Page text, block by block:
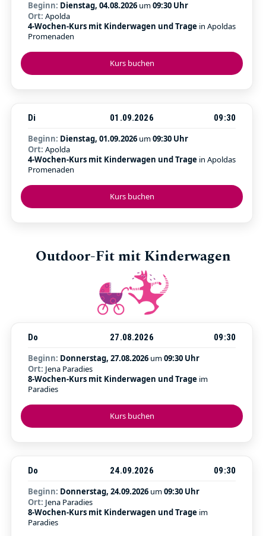
Kurs buchen
Beginn: Dienstag, 04.08.2026 um09:30 Uhr
Ort: Apolda
4-Wochen-Kurs mit Kinderwagen und Trage in Apoldas
Promenaden
Kurs buchen
Di 01.09.2026
09:30
Beginn: Dienstag, 01.09.2026 um09:30 Uhr
Ort: Apolda
4-Wochen-Kurs mit Kinderwagen und Trage in Apoldas
Promenaden
Outdoor-Fit mit Kinderwagen
Kurs buchen
Do 27.08.2026
09:30
Beginn: Donnerstag, 27.08.2026 um09:30 Uhr
Ort: Jena Paradies
8-Wochen-Kurs mit Kinderwagen und Trage im
Paradies
Do 24.09.2026
09:30
Beginn: Donnerstag, 24.09.2026 um09:30 Uhr
Ort: Jena Paradies
8-Wochen-Kurs mit Kinderwagen und Trage im
Paradies